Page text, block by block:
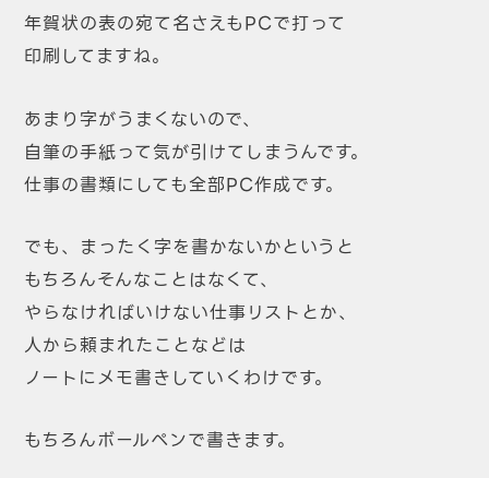
年賀状の表の宛て名さえもPCで打って
印刷してますね。
あまり字がうまくないので、
自筆の手紙って気が引けてしまうんです。
仕事の書類にしても全部PC作成です。
でも、まったく字を書かないかというと
もちろんそんなことはなくて、
やらなければいけない仕事リストとか、
人から頼まれたことなどは
ノートにメモ書きしていくわけです。
もちろんボールペンで書きます。